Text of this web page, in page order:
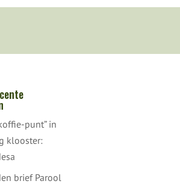
punt” in
klooster:
brief Parool